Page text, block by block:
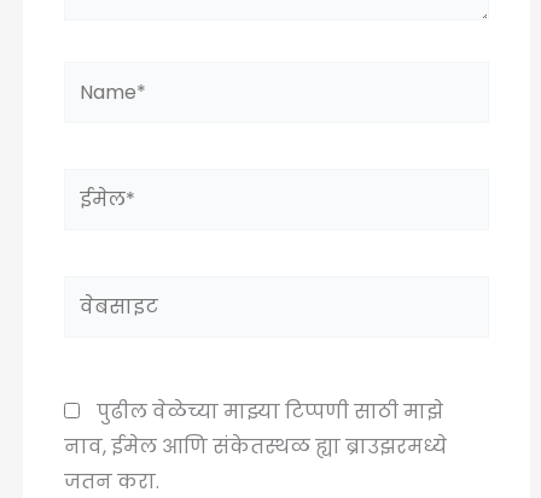
ईमेल*
वेबसाइट
पुढील वेळेच्या माझ्या टिप्पणी साठी माझे
नाव, ईमेल आणि संकेतस्थळ ह्या ब्राउझरमध्ये
जतन करा.